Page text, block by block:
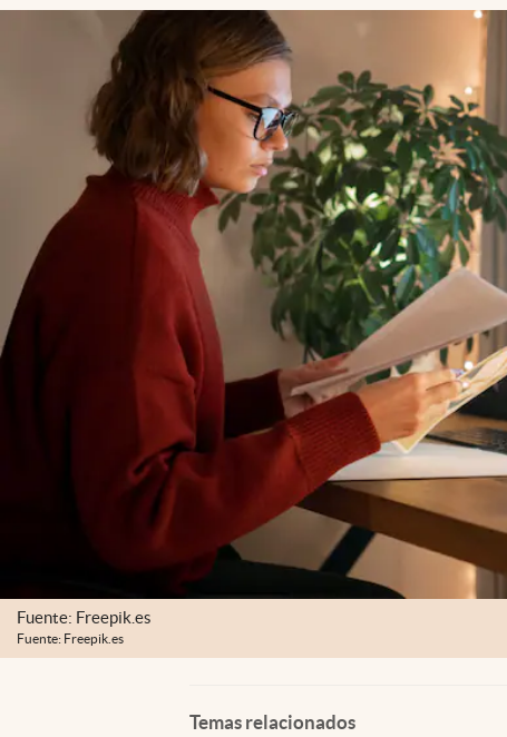
abre en nueva pestaña
Fuente: Freepik.es
Fuente: Freepik.es
Temas relacionados